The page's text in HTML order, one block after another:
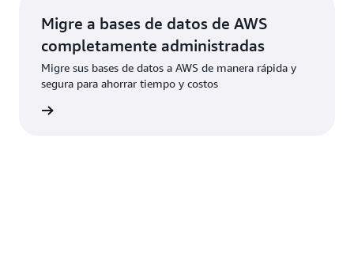
Migre a bases de datos de AWS
completamente administradas
Migre sus bases de datos a AWS de manera rápida y
segura para ahorrar tiempo y costos